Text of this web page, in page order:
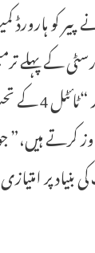
کو ہارورڈ
کے پہلے
خلاف ورزی
کرتے
پر